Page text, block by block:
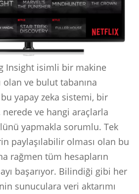
Insight isimli bir makine
olan ve bulut tabanına
yapay zeka sistemi, bir
nerede ve hangi araçlarla
yapmakla sorumlu. Tek
paylaşılabilir olması olan bu
rağmen tüm hesapların
başarıyor. Bilindiği gibi her
sunuculara veri aktarımı